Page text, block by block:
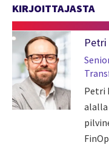
KIRJOITTAJASTA
Petri
Petri
alalla